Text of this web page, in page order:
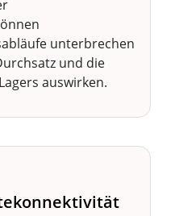
unterbrechen
und die
auswirken.